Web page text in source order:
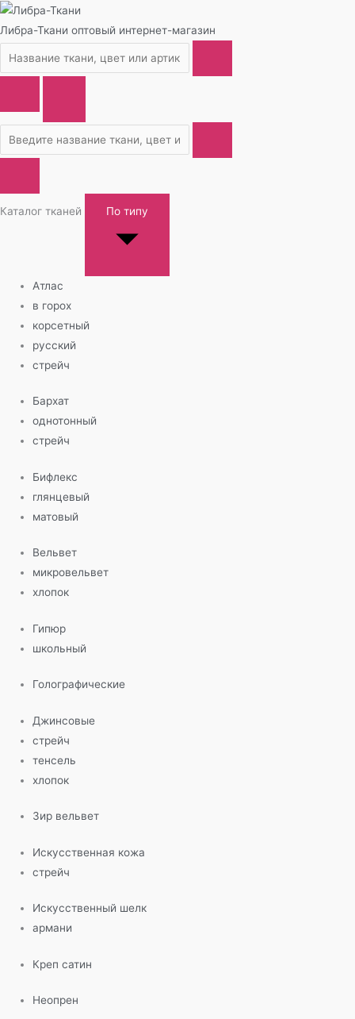
Либра-Ткани оптовый интернет-магазин
Каталог тканей По типу
Атлас
в горох
корсетный
русский
стрейч
Бархат
однотонный
стрейч
Бифлекс
глянцевый
матовый
Вельвет
микровельвет
хлопок
Гипюр
школьный
Голографические
Джинсовые
стрейч
тенсель
хлопок
Зир вельвет
Искусственная кожа
стрейч
Искусственный шелк
армани
Креп сатин
Неопрен